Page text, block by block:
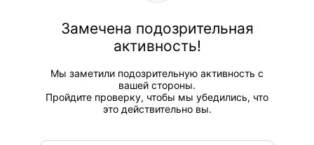
Замечена подозрительная
активность!
Мы заметили подозрительную активность с
вашей стороны.
Пройдите проверку, чтобы мы убедились, что
это действительно вы.